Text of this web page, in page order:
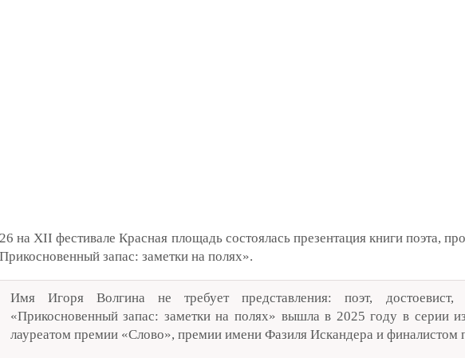
на XII фестивале Красная площадь состоялась презентация книги поэта,
запас: заметки на полях».
Имя Игоря Волгина не требует представления: поэт, достоевист,
«Прикосновенный запас: заметки на полях» вышла в 2025 году в серии
лауреатом премии «Слово», премии имени Фазиля Искандера и финалистом